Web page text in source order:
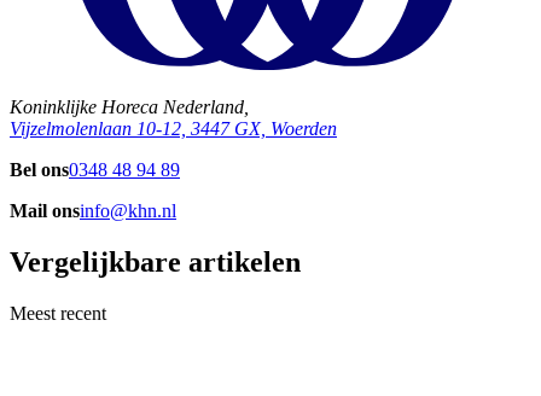
Koninklijke Horeca Nederland,
Vijzelmolenlaan 10-12, 3447 GX, Woerden
Bel ons0348 48 94 89
Mail onsinfo@khn.nl
Vergelijkbare artikelen
Meest recent